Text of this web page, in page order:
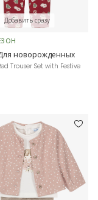
Добавить сразу
новорожденных
Trouser Set with Festive